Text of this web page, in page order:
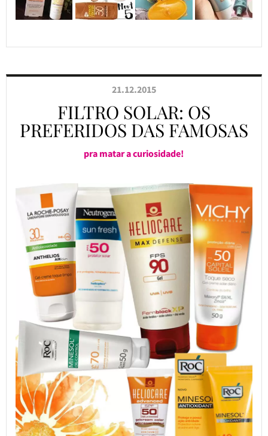
21.12.2015
FILTRO SOLAR: OS
PREFERIDOS DAS FAMOSAS
pra matar a curiosidade!